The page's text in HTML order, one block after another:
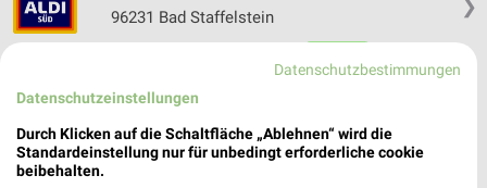
❯
96231 Bad Staffelstein
316,12 km • Angebote: 6 Prospekte
Datenschutzbestimmungen
Datenschutzeinstellungen
Durch Klicken auf die Schaltfläche „Ablehnen“ wird die
Standardeinstellung nur für unbedingt erforderliche cookie
beibehalten.